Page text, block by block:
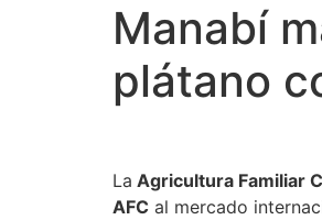
Manabí
plátano
La Agricultura Familiar
AFC al mercado